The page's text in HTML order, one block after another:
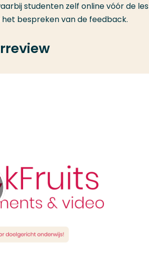
studenten zelf online vóór de les
bespreken van de feedback.